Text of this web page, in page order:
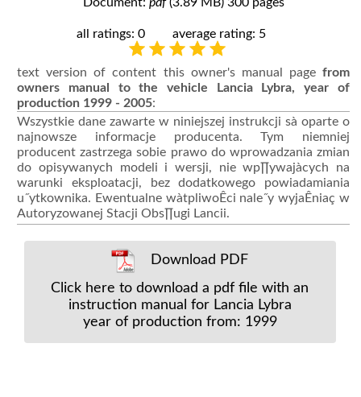
all ratings: 0 average rating: 5
text version of content this owner's manual page from
owners manual to the vehicle Lancia Lybra, year of
production 1999 - 2005:
Wszystkie dane zawarte w niniejszej instrukcji sà oparte o
najnowsze informacje producenta. Tym niemniej
producent zastrzega sobie prawo do wprowadzania zmian
do opisywanych modeli i wersji, nie wp∏ywajàcych na
warunki eksploatacji, bez dodatkowego powiadamiania
u˝ytkownika. Ewentualne wàtpliwoÊci nale˝y wyjaÊniaç w
Autoryzowanej Stacji Obs∏ugi Lancii.
Download PDF
Click here to download a pdf file with an
instruction manual for Lancia Lybra
year of production from: 1999